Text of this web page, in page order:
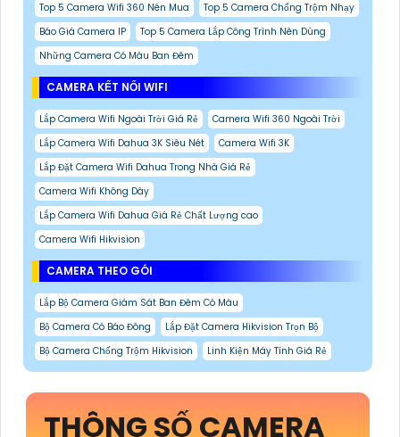
Top 5 Camera Wifi 360 Nên Mua
Top 5 Camera Chống Trộm Nhạy
Báo Giá Camera IP
Top 5 Camera Lắp Công Trình Nên Dùng
Những Camera Có Màu Ban Đêm
CAMERA KẾT NỐI WIFI
Lắp Camera Wifi Ngoài Trời Giá Rẻ
Camera Wifi 360 Ngoài Trời
Lắp Camera Wifi Dahua 3K Siêu Nét
Camera Wifi 3K
Lắp Đặt Camera Wifi Dahua Trong Nhà Giá Rẻ
Camera Wifi Không Dây
Lắp Camera Wifi Dahua Giá Rẻ Chất Lượng cao
Camera Wifi Hikvision
CAMERA THEO GÓI
Lắp Bộ Camera Giám Sát Ban Đêm Có Màu
Bộ Camera Có Báo Đông
Lắp Đặt Camera Hikvision Trọn Bộ
Bộ Camera Chống Trộm Hikvision
Linh Kiện Máy Tính Giá Rẻ
THÔNG SỐ CAMERA